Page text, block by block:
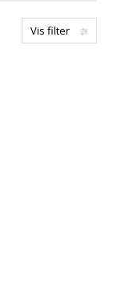
Vis filter